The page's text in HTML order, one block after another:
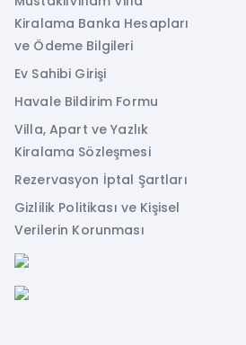
Kiralama Banka Hesapları
ve Ödeme Bilgileri
Ev Sahibi Girişi
Havale Bildirim Formu
Villa, Apart ve Yazlık
Kiralama Sözleşmesi
Rezervasyon İptal Şartları
Gizlilik Politikası ve Kişisel
Verilerin Korunması